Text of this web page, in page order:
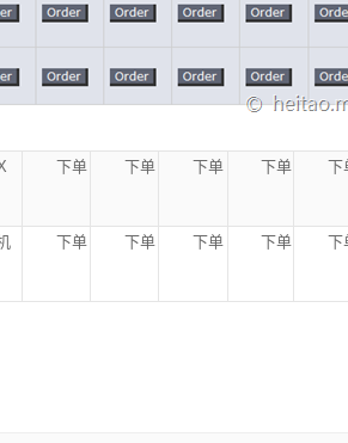
下单 下单 下单 下单 下
下单 下单 下单 下单 下